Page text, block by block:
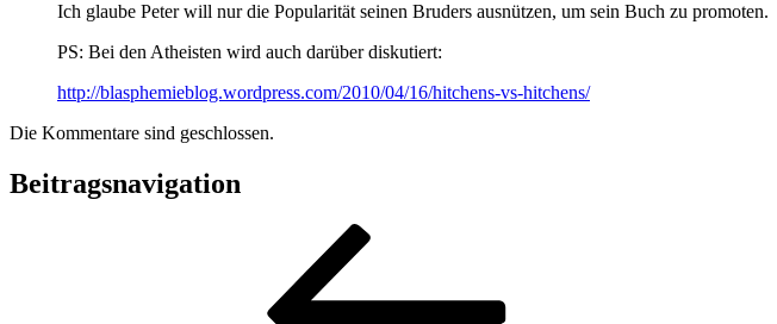
Ich glaube Peter will nur die Popularität seinen Bruders ausnützen, um sein Buch zu promoten.
PS: Bei den Atheisten wird auch darüber diskutiert:
http://blasphemieblog.wordpress.com/2010/04/16/hitchens-vs-hitchens/
Die Kommentare sind geschlossen.
Beitragsnavigation